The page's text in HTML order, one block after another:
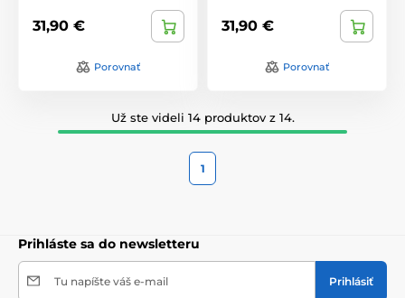
31,90 €
Porovnať
31,90 €
Porovnať
Už ste videli 14 produktov z 14.
1
Prihláste sa do newsletteru
Tu napíšte váš e-mail Prihlásiť